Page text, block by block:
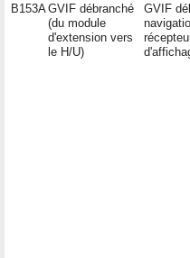
B153AGVIF débranché
(du module
d'extension vers
le H/U)
GVIF